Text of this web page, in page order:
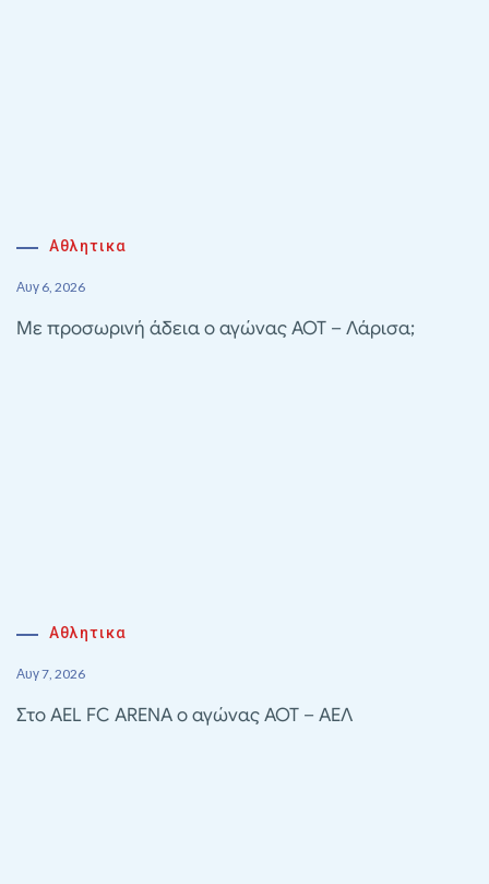
Αθλητικα
Αυγ 6, 2026
Με προσωρινή άδεια ο αγώνας ΑΟΤ – Λάρισα;
Αθλητικα
Αυγ 7, 2026
Στο AEL FC ARENA ο αγώνας ΑΟΤ – ΑΕΛ